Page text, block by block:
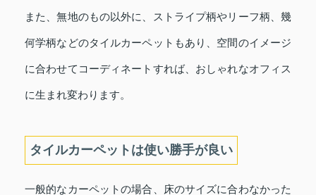
また、無地のもの以外に、ストライプ柄やリーフ柄、幾
何学柄などのタイルカーペットもあり、空間のイメージ
に合わせてコーディネートすれば、おしゃれなオフィス
に生まれ変わります。
タイルカーペットは使い勝手が良い
一般的なカーペットの場合、床のサイズに合わなかった